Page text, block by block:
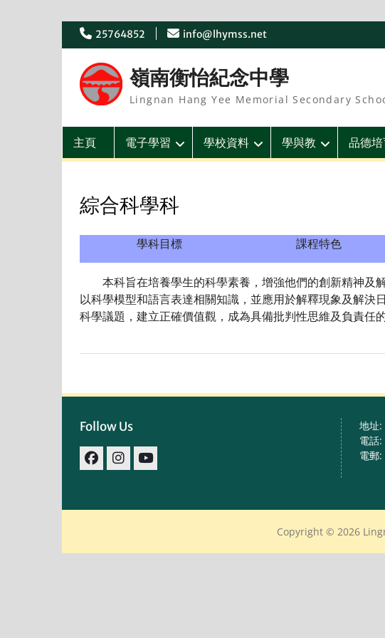
Skip
25764852
info@lhymss.net
嶺南衡怡紀念中學
Lingnan Hang Yee Memorial Secondary
主頁 電子學習 學校資料 學與教 品德
綜合科學科
學科目標 課程特色
本科旨在培養學生的科學素養，增強他們的創新精神及
以科學模型和語言表達相關知識，並應用於解釋現象及解
科學議題，建立正確價值觀，成為具備批判性思維及負責任
Follow Us
地址:
電話
電郵
Copyright © 2026